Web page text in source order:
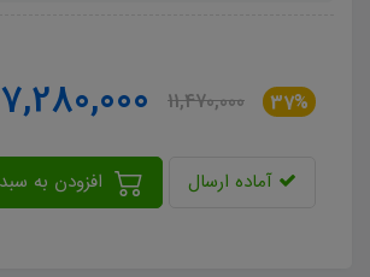
37%
11,470,000
7,280,000
آماده ارسال